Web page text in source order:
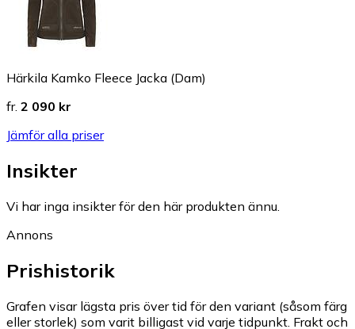
Härkila Kamko Fleece Jacka (Dam)
fr. 2 090 kr
Jämför alla priser
Insikter
Vi har inga insikter för den här produkten ännu.
Annons
Prishistorik
Grafen visar lägsta pris över tid för den variant (såsom färg
eller storlek) som varit billigast vid varje tidpunkt. Frakt och